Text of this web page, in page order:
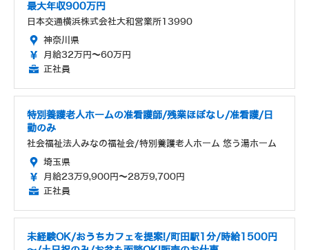
最大年収900万円
日本交通横浜株式会社大和営業所13990
神奈川県
月給32万円～60万円
正社員
特別養護老人ホームの准看護師/残業ほぼなし/准看護/日
勤のみ
社会福祉法人みなの福祉会/特別養護老人ホーム 悠う湯ホーム
埼玉県
月給23万9,900円～28万9,700円
正社員
未経験OK/おうちカフェを提案!/町田駅1分/時給1500円